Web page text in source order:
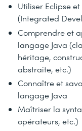
Utiliser Eclipse
(Integrated
Comprendre et
langage Java
héritage,
abstraite, etc.)
Connaître et
langage Java
Maîtriser la
opérateurs, etc.)